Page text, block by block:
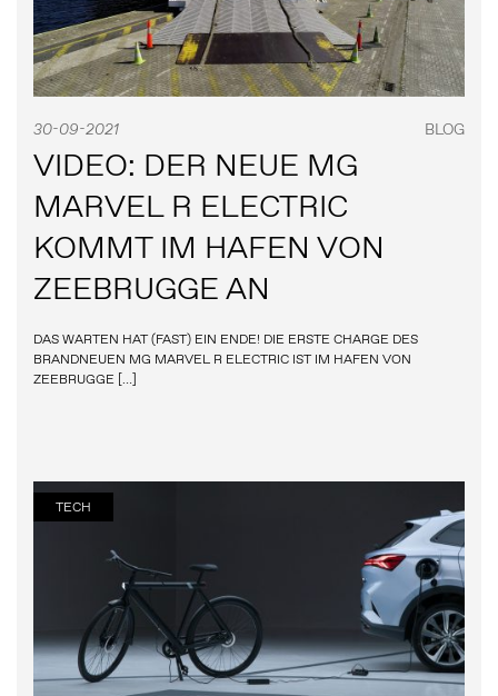
30-09-2021 BLOG
VIDEO: DER NEUE MG
MARVEL R ELECTRIC
KOMMT IM HAFEN VON
ZEEBRUGGE AN
DAS WARTEN HAT (FAST) EIN ENDE! DIE ERSTE CHARGE DES
BRANDNEUEN MG MARVEL R ELECTRIC IST IM HAFEN VON
ZEEBRUGGE […]
TECH